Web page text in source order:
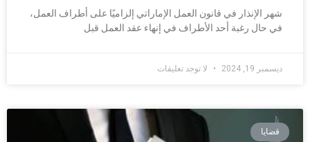
شهر الإنذار في قانون العمل الإماراتي إلزاميًا على أطراف العمل،
في حال رغبة أحد الأطراف في إنهاء عقد العمل قبل
ديسمبر 19, 2024 لا توجد تعليقات
قضايا